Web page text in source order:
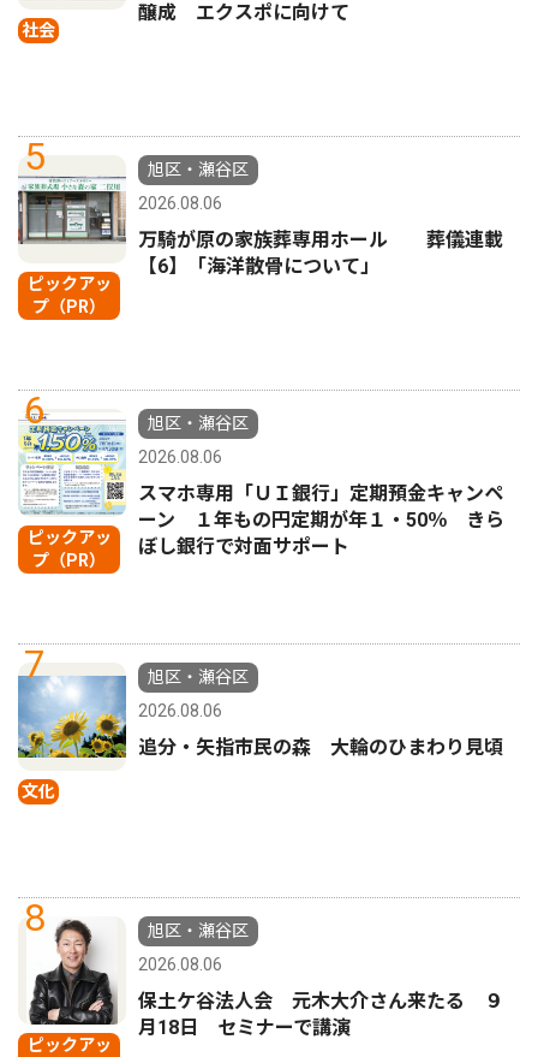
社会
醸成 エクスポに向けて
5
ピックアッ
プ（PR）
旭区・瀬谷区
2026.08.06
万騎が原の家族葬専用ホール 葬儀連載
【6】「海洋散骨について」
6
ピックアッ
プ（PR）
旭区・瀬谷区
2026.08.06
スマホ専用「ＵＩ銀行」定期預金キャンペ
ーン １年もの円定期が年１・50％ きら
ぼし銀行で対面サポート
7
文化
旭区・瀬谷区
2026.08.06
追分・矢指市民の森 大輪のひまわり見頃
8
ピックアッ
旭区・瀬谷区
2026.08.06
保土ケ谷法人会 元木大介さん来たる ９
月18日 セミナーで講演